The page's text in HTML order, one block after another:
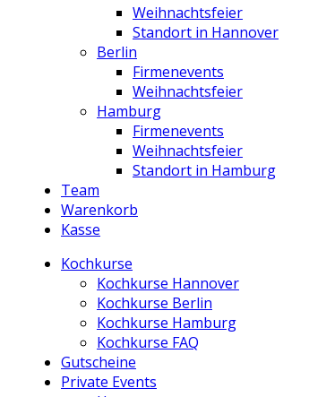
Weihnachtsfeier
Standort in Hannover
Berlin
Firmenevents
Weihnachtsfeier
Hamburg
Firmenevents
Weihnachtsfeier
Standort in Hamburg
Team
Warenkorb
Kasse
Kochkurse
Kochkurse Hannover
Kochkurse Berlin
Kochkurse Hamburg
Kochkurse FAQ
Gutscheine
Private Events